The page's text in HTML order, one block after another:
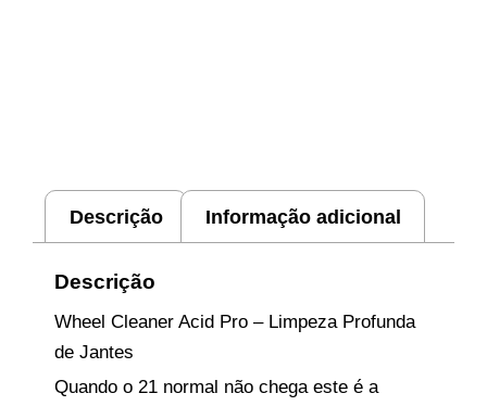
Descrição Informação adicional
Descrição
Wheel Cleaner Acid Pro – Limpeza Profunda
de Jantes
Quando o 21 normal não chega este é a